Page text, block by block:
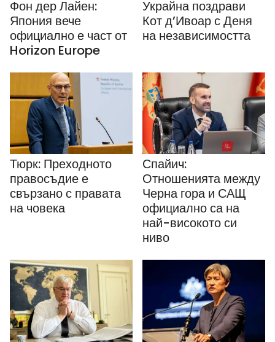
Фон дер Лайен:
Япония вече
официално е част от
Horizon Europe
Украйна поздрави
Кот д’Ивоар с Деня
на независимостта
Тюрк: Преходното
правосъдие е
свързано с правата
на човека
Спайич:
Отношенията между
Черна гора и САЩ
официално са на
най-високото си
ниво